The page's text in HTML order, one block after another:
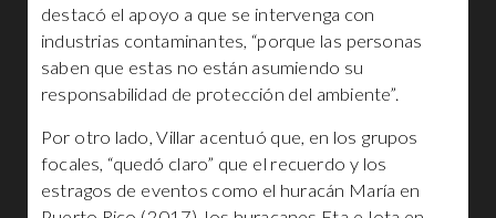
destacó el apoyo a que se intervenga con
industrias contaminantes, “porque las personas
saben que estas no están asumiendo su
responsabilidad de protección del ambiente”.
Por otro lado, Villar acentuó que, en los grupos
focales, “quedó claro” que el recuerdo y los
estragos de eventos como el huracán María en